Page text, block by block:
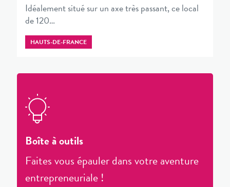
Idéalement situé sur un axe très passant, ce local
de 120…
HAUTS-DE-FRANCE
Boîte à outils
Faites vous épauler dans votre aventure
entrepreneuriale !